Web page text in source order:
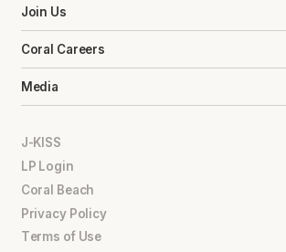
Join Us
Coral Careers
Media
J-KISS
LP Login
Coral Beach
Privacy Policy
Terms of Use